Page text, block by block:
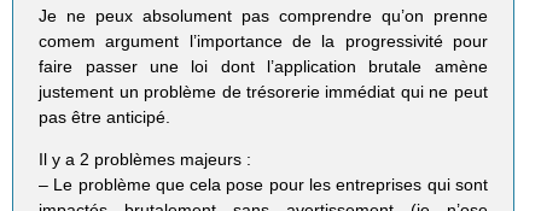
Je ne peux absolument pas comprendre qu’on prenne
comem argument l’importance de la progressivité pour
faire passer une loi dont l’application brutale amène
justement un problème de trésorerie immédiat qui ne peut
pas être anticipé.
Il y a 2 problèmes majeurs :
– Le problème que cela pose pour les entreprises qui sont